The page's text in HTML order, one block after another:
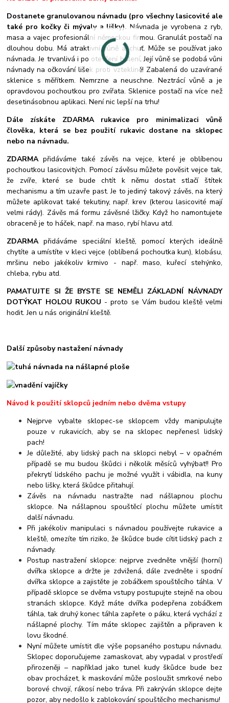
Dostanete granulovanou návnadu (pro všechny lasicovité ale
také pro kočky či mývaly a lišky). Návnada je vyrobena z ryb,
masa a vajec profesionální německou firmou. Granulát postačí na
dlouhou dobu. Má atraktivní vůně a chuť. Může se používat jako
návnada. Je trvanlivá i po otevření balení. Její vůně se podobá vůni
návnady na očkování lišek proti vzteklině! Zabalená do uzavírané
sklenice s měřítkem. Nemrzne a neuschne. Neztrácí vůně a je
opravdovou pochoutkou pro zvířata. Sklenice postačí na více než
desetinásobnou aplikaci. Není nic lepší na trhu!
Dále získáte ZDARMA rukavice pro minimalizaci vůně
člověka, která se bez použití rukavic dostane na sklopec
nebo na návnadu.
ZDARMA přidáváme také závěs na vejce, které je oblíbenou
pochoutkou lasicovitých. Pomocí závěsu můžete pověsit vejce tak,
že zvíře, které se bude chtít k němu dostat stlačí štítek
mechanismu a tím uzavře past. Je to jediný takový závěs, na který
můžete aplikovat také tekutiny, např. krev (kterou lasicovité mají
velmi rády). Závěs má formu závěsné lžičky. Když ho namontujete
obraceně je to háček, např. na maso, rybí hlavu atd.
ZDARMA přidáváme speciální kleště, pomocí kterých ideálně
chytíte a umístíte v kleci vejce (oblíbená pochoutka kun), klobásu,
mršinu nebo jakékoliv krmivo - např. maso, kuřecí stehýnko,
chleba, rybu atd.
PAMATUJTE SI ŽE BYSTE SE NEMĚLI ZÁKLADNÍ NÁVNADY
DOTÝKAT HOLOU RUKOU - proto se Vám budou kleště velmi
hodit. Jen u nás originální kleště.
Další způsoby nastažení návnady
Návod k použití sklopců jedním nebo dvěma vstupy
Nejprve vybalte sklopec-se sklopcem vždy manipulujte
pouze v rukavicích, aby se na sklopec nepřenesl lidský
pach!
Je důležité, aby lidský pach na sklopci nebyl – v opačném
případě se mu budou škůdci i několik měsíců vyhýbat!! Pro
překrytí lidského pachu je možné využít i vábidla, na kuny
nebo lišky, která škůdce přitahují.
Závěs na návnadu nastražte nad nášlapnou plochu
sklopce. Na nášlapnou spouštěcí plochu můžete umístit
další návnadu.
Při jakékoliv manipulaci s návnadou používejte rukavice a
kleště, omezíte tím riziko, že škůdce bude cítit lidský pach z
návnady.
Postup nastražení sklopce: nejprve zvedněte vnější (horní)
dvířka sklopce a držte je zdvižená, dále zvedněte i spodní
dvířka sklopce a zajistěte je zobáčkem spouštěcího táhla. V
případě sklopce se dvěma vstupy postupujte stejně na obou
stranách sklopce. Když máte dvířka podepřena zobáčkem
táhla, tak druhý konec táhla zapřete o páku, která vychází z
nášlapné plochy. Tím máte sklopec zajištěn a připraven k
lovu škodné.
Nyní můžete umístit dle výše popsaného postupu návnadu.
Sklopec doporučujeme zamaskovat, aby vypadal v prostředí
přirozeněji – například jako tunel kudy škůdce bude bez
obav procházet, k maskování může posloužit smrkové nebo
borové chvojí, rákosí nebo tráva. Při zakrýván sklopce dejte
pozor, aby nedošlo k zablokování spouštěcího mechanismu!